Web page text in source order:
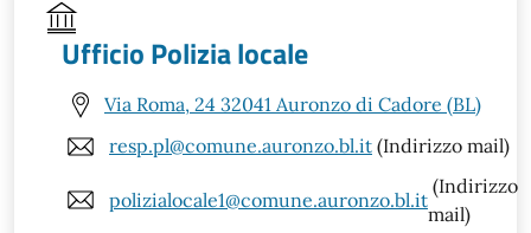
Ufficio Polizia locale
Via Roma, 24 32041 Auronzo di Cadore (BL)
resp.pl@comune.auronzo.bl.it (Indirizzo mail)
polizialocale1@comune.auronzo.bl.it
(Indirizzo
mail)